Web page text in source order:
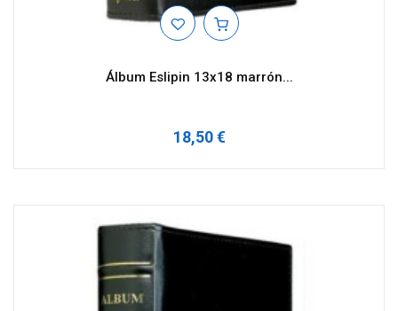
Álbum Eslipin 13x18 marrón...
18,50 €